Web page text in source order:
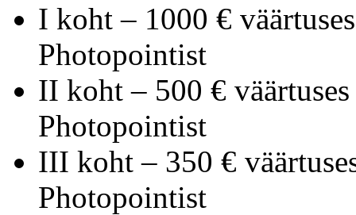
I koht – 1000 €
Photopointist
II koht – 500 €
Photopointist
III koht – 350 €
Photopointist